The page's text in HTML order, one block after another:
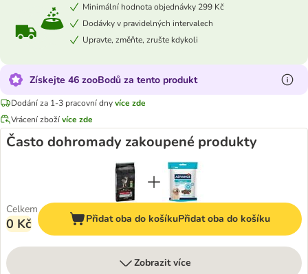
Minimální hodnota objednávky 299 Kč
Dodávky v pravidelných intervalech
Upravte, změňte, zrušte kdykoli
Získejte 46 zooBodů za tento produkt
Dodání za 1-3 pracovní dnyvíce zde
Vrácení zbožívíce zde
Často dohromady zakoupené produkty
Celkem
0 Kč Přidat oba do košíkuPřidat oba do košíku
Zobrazit více